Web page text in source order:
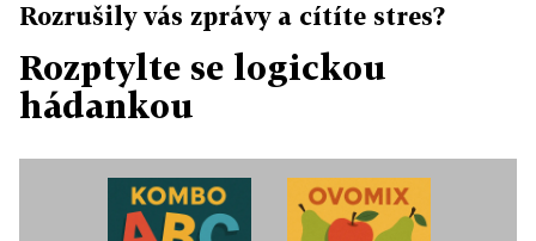
Rozrušily vás zprávy a cítíte stres?
Rozptylte se logickou
hádankou